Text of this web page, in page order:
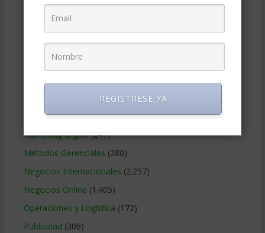
Educacion Gerencial(454)
Estrategia Empresarial
Finanzas Corporativas(748)
Gerencia social y ambiental
Marketing(988)
Marketing Digital(247)
Métodos Gerenciales (280)
Negocios Internacionales (2.257)
Negocios Online (1.405)
Operaciones y Logística (172)
Publicidad (306)
REGISTRESE YA